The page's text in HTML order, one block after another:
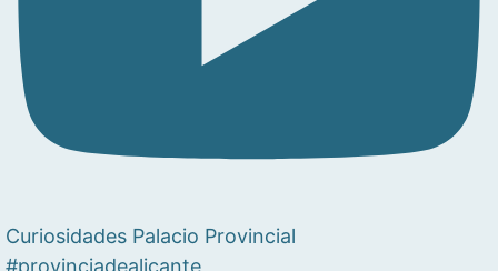
Curiosidades Palacio Provincial
#provinciadealicante